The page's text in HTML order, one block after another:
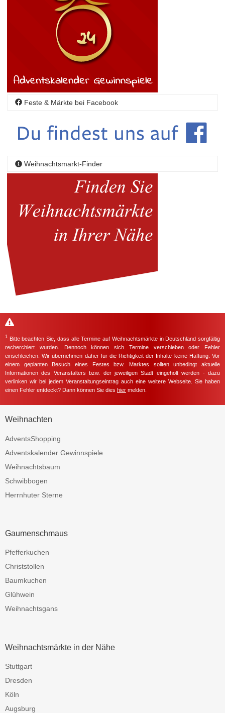
Feste & Märkte bei Facebook
Weihnachtsmarkt-Finder
1 Bitte beachten Sie, dass alle Termine auf Weihnachtsmärkte in Deutschland sorgfältig
recherchiert wurden. Dennoch können sich Termine verschieben oder Fehler
einschleichen. Wir übernehmen daher für die Richtigkeit der Inhalte keine Haftung. Vor
einem geplanten Besuch eines Festes bzw. Marktes sollten unbedingt aktuelle
Informationen des Veranstalters bzw. der jeweiligen Stadt eingeholt werden - dazu
verlinken wir bei jedem Veranstaltungseintrag auch eine weitere Webseite. Sie haben
einen Fehler entdeckt? Dann können Sie dies hier melden.
Weihnachten
AdventsShopping
Adventskalender Gewinnspiele
Weihnachtsbaum
Schwibbogen
Herrnhuter Sterne
Gaumenschmaus
Pfefferkuchen
Christstollen
Baumkuchen
Glühwein
Weihnachtsgans
Weihnachtsmärkte in der Nähe
Stuttgart
Dresden
Köln
Augsburg